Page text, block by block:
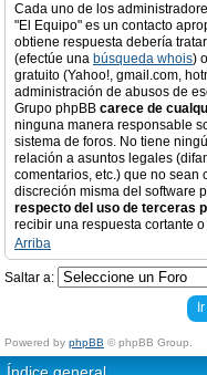
Cada uno de los
"El Equipo" es un contacto
obtiene respuesta debería
(efectúe una búsqueda whois)
gratuito (Yahoo!, gmail.com,
administración de abusos de
Grupo phpBB carece de
ninguna manera responsable
sistema de foros. No tiene
relación a asuntos legales
comentarios, etc.) que no sean
discreción misma del software
respecto del uso de terceras
recibir una respuesta cortante
Arriba
Saltar a:
Powered by phpBB © phpBB Group.